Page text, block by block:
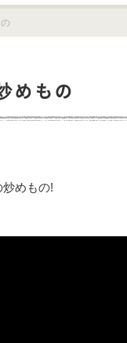
めもの
めもの!